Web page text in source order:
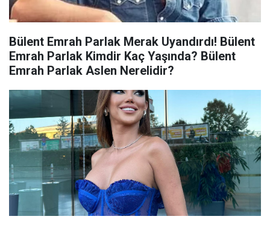
Bülent Emrah Parlak Merak Uyandırdı! Bülent
Emrah Parlak Kimdir Kaç Yaşında? Bülent
Emrah Parlak Aslen Nerelidir?